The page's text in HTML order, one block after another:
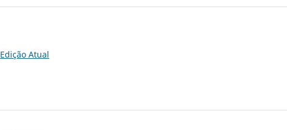
Edição Atual